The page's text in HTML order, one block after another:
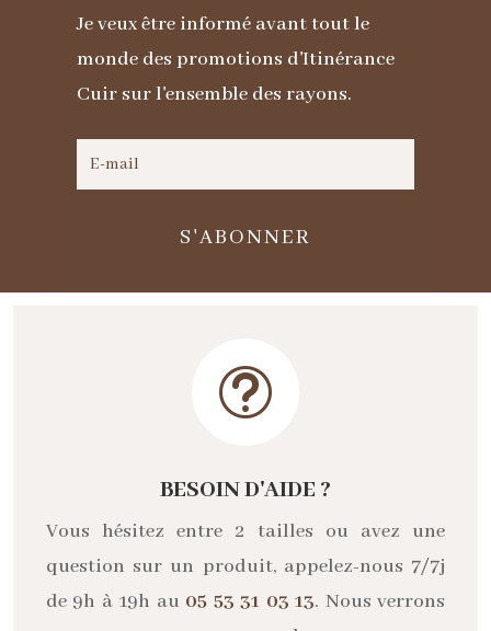
noirJe veux être informé avant tout le
monde des promotions d'Itinérance
Cuir sur l'ensemble des rayons.
S'ABONNER
t
BESOIN D'AIDE ?
Vous hésitez entre 2 tailles ou avez une
question sur un produit, appelez-nous 7/7j
de 9h à 19h au 05 53 31 03 13. Nous verrons